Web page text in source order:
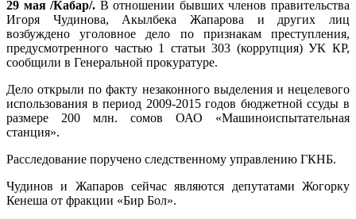
29 мая /Кабар/. В отношении бывших членов правительства
Игоря Чудинова, Акылбека Жапарова и других лиц
возбуждено уголовное дело по признакам преступления,
предусмотренного частью 1 статьи 303 (коррупция) УК КР,
сообщили в Генеральной прокуратуре.
Дело открыли по факту незаконного выделения и нецелевого
использования в период 2009-2015 годов бюджетной ссуды в
размере 200 млн. сомов ОАО «Машиноиспытательная
станция».
Расследование поручено следственному управлению ГКНБ.
Чудинов и Жапаров сейчас являются депутатами Жогорку
Кенеша от фракции «Бир Бол».